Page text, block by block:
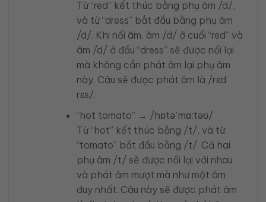
Từ “red” kết thúc bằng phụ âm /d/,
và từ “dress” bắt đầu bằng phụ âm
/d/. Khi nối âm, âm /d/ ở cuối “red” và
âm /d/ ở đầu “dress” sẽ được nối lại
mà không cần phát âm lại phụ âm
này. Câu sẽ được phát âm là /rɛd
rɛs/.
“hot tomato” → /hɒtəˈmɑːtəʊ/
Từ “hot” kết thúc bằng /t/, và từ
“tomato” bắt đầu bằng /t/. Cả hai
phụ âm /t/ sẽ được nối lại với nhau
và phát âm mượt mà như một âm
duy nhất. Câu này sẽ được phát âm